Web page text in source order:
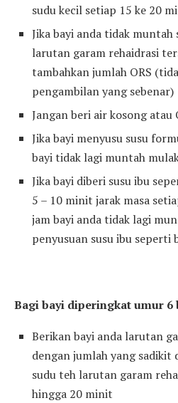
sudu kecil setiap 15 ke 20
Jika bayi anda tidak muntah
larutan garam rehaidrasi
tambahkan jumlah ORS
pengambilan yang sebenar)
Jangan beri air kosong atau
Jika bayi menyusu susu
bayi tidak lagi muntah
Jika bayi diberi susu ibu
5 – 10 minit jarak masa
jam bayi anda tidak lagi
penyusuan susu ibu seperti
Bagi bayi diperingkat umur
Berikan bayi anda larutan
dengan jumlah yang sadikit
sudu teh larutan garam
hingga 20 minit